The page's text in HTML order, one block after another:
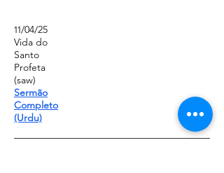
11/04/25
Vida do
Santo
Profeta
(saw)
Sermão
Completo
(Urdu)